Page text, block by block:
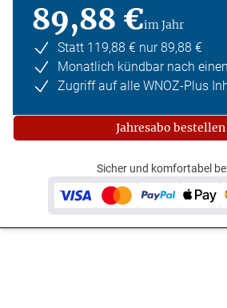
89,88 €im Jahr
Statt 119,88 € nur 89,88 €
Monatlich kündbar nach
Zugriff auf alle WNOZ-Plus
Jahresabo bestellen
Sicher und komfortabel